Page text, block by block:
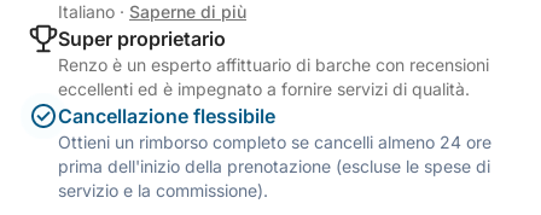
Italiano · Saperne di più
Super proprietario
Renzo è un esperto affittuario di barche con recensioni
eccellenti ed è impegnato a fornire servizi di qualità.
Cancellazione flessibile
Ottieni un rimborso completo se cancelli almeno 24 ore
prima dell'inizio della prenotazione (escluse le spese di
servizio e la commissione).